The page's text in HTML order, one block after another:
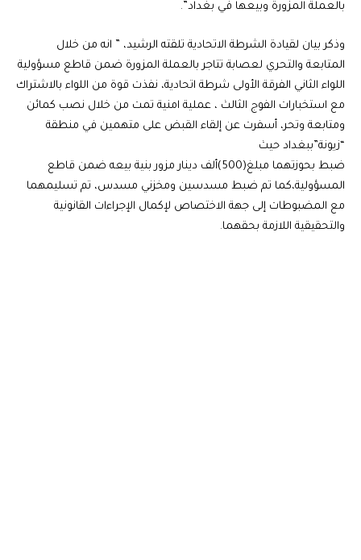
بالعملة المزورة وبيعها في بغداد”.
وذكر بيان لقيادة الشرطة الاتحادية تلقته الرشيد، ” انه من خلال
المتابعة والتحري لعصابة تتاجر بالعملة المزورة ضمن قاطع مسؤولية
اللواء الثاني الفرقة الأولى شرطة اتحادية، نفذت قوة من اللواء بالاشتراك
مع استخبارات الفوج الثالث ، عملية امنية تمت من خلال نصب كمائن
ومتابعة وتحر، أسفرت عن إلقاء القبض على متهمين في منطقة
“زيونة”ببغداد حيث
ضبط بحوزتهما مبلغ(500)ألف دينار مزور بنية بيعه ضمن قاطع
المسؤولية،كما تم ضبط مسدسين ومخزني مسدس، تم تسليمهما
مع المضبوطات إلى جهة الاختصاص لإكمال الإجراءات القانونية
والتحقيقية اللازمة بحقهما.